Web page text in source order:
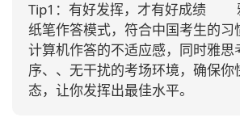
Tip1：有好发挥，才有好成绩
纸笔作答模式，符合中国考生的习
计算机作答的不适应感，同时雅思
序、、无干扰的考场环境，确保你
态，让你发挥出最佳水平。